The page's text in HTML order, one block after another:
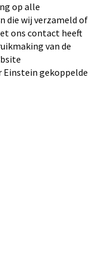
op alle
die wij verzameld of
ons contact heeft
van de
Einstein gekoppelde